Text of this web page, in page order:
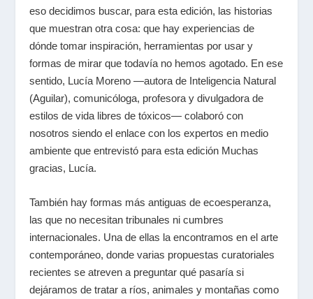
eso decidimos buscar, para esta edición, las historias
que muestran otra cosa: que hay experiencias de
dónde tomar inspiración, herramientas por usar y
formas de mirar que todavía no hemos agotado. En ese
sentido, Lucía Moreno —autora de Inteligencia Natural
(Aguilar), comunicóloga, profesora y divulgadora de
estilos de vida libres de tóxicos— colaboró con
nosotros siendo el enlace con los expertos en medio
ambiente que entrevistó para esta edición Muchas
gracias, Lucía.
También hay formas más antiguas de ecoesperanza,
las que no necesitan tribunales ni cumbres
internacionales. Una de ellas la encontramos en el arte
contemporáneo, donde varias propuestas curatoriales
recientes se atreven a preguntar qué pasaría si
dejáramos de tratar a ríos, animales y montañas como